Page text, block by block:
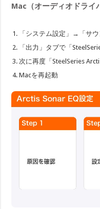
Mac（オーディオドライ
「システム設定」→「サウ
「出力」タブで「
次に再度「SteelSeries
Macを再起動